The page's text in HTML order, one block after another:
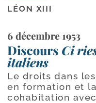
LÉON XIII
6 décembre 1953
Discours Ci
italiens
Le droits dans
en formation et
cohabitation